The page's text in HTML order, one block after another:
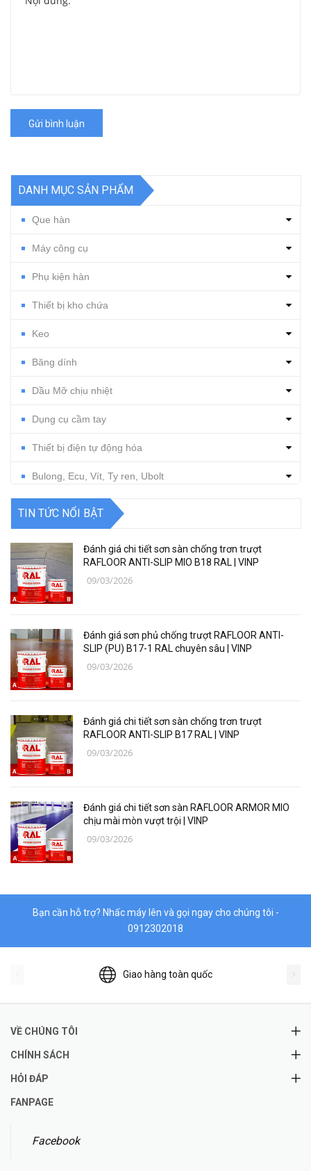
Gửi bình luận
DANH MỤC SẢN PHẨM
Que hàn
Máy công cụ
Phụ kiện hàn
Thiết bị kho chứa
Keo
Băng dính
Dầu Mỡ chịu nhiệt
Dụng cụ cầm tay
Thiết bị điện tự động hóa
Bulong, Ecu, Vít, Ty ren, Ubolt
Dụng cụ cắt gọt
Thiết bị, vật tư điện nước
Thiết bị, vật tư điện lạnh
Thiết bị bảo hộ lao động
Thiết bị đo Mitutoyo
Dụng Cụ Ngành Hàng Không
Thiết Bị Niika
Linh, Phụ Kiện Công Nghiệp Nặng
Hóa chất
TIN TỨC NỔI BẬT
Đánh giá chi tiết sơn sàn chống trơn trượt
RAFLOOR ANTI-SLIP MIO B18 RAL | VINP
09/03/2026
Đánh giá sơn phủ chống trượt RAFLOOR ANTI-
SLIP (PU) B17-1 RAL chuyên sâu | VINP
09/03/2026
Đánh giá chi tiết sơn sàn chống trơn trượt
RAFLOOR ANTI-SLIP B17 RAL | VINP
09/03/2026
Đánh giá chi tiết sơn sàn RAFLOOR ARMOR MIO
chịu mài mòn vượt trội | VINP
09/03/2026
Bạn cần hỗ trợ? Nhấc máy lên và gọi ngay cho chúng tôi -
0912302018
Giao hàng toàn quốc
VỀ CHÚNG TÔI
CHÍNH SÁCH
HỎI ĐÁP
FANPAGE
Facebook